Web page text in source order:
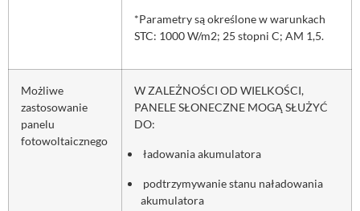
*Parametry są określone w warunkach
STC: 1000 W/m2; 25 stopni C; AM 1,5.
Możliwe
zastosowanie
panelu
fotowoltaicznego
W ZALEŻNOŚCI OD WIELKOŚCI,
PANELE SŁONECZNE MOGĄ SŁUŻYĆ
DO:
ładowania akumulatora
podtrzymywanie stanu naładowania
akumulatora